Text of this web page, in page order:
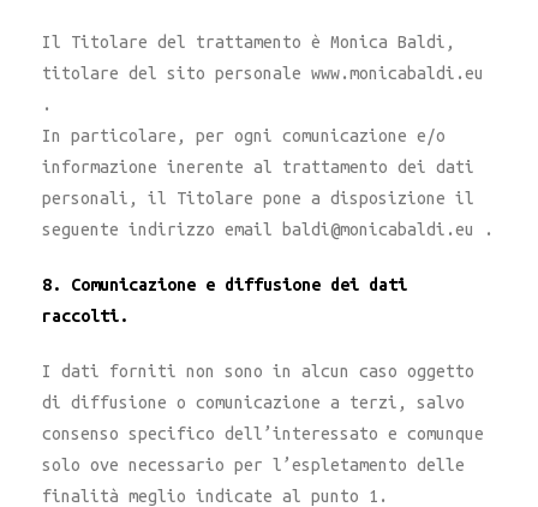
Il Titolare del trattamento è Monica Baldi,
titolare del sito personale www.monicabaldi.eu
.
In particolare, per ogni comunicazione e/o
informazione inerente al trattamento dei dati
personali, il Titolare pone a disposizione il
seguente indirizzo email baldi@monicabaldi.eu .
8. Comunicazione e diffusione dei dati
raccolti.
I dati forniti non sono in alcun caso oggetto
di diffusione o comunicazione a terzi, salvo
consenso specifico dell’interessato e comunque
solo ove necessario per l’espletamento delle
finalità meglio indicate al punto 1.